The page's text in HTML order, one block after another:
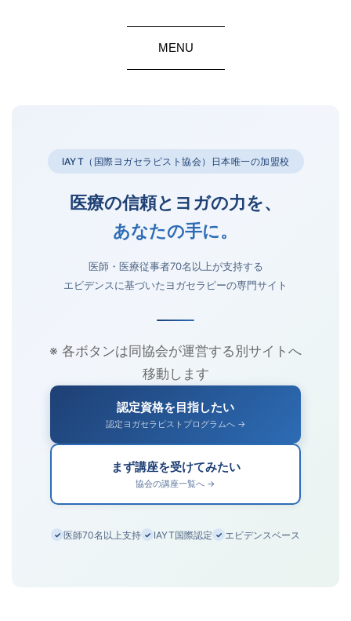
MENU
IAYT（国際ヨガセラピスト協会）日本唯一の加盟校
医療の信頼とヨガの力を、
あなたの手に。
医師・医療従事者70名以上が支持する
エビデンスに基づいたヨガセラピーの専門サイト
※ 各ボタンは同協会が運営する別サイトへ
移動します
認定資格を目指したい
認定ヨガセラピストプログラムへ →
まず講座を受けてみたい
協会の講座一覧へ →
✓ 医師70名以上支持 ✓ IAYT国際認定 ✓ エビデンスベース